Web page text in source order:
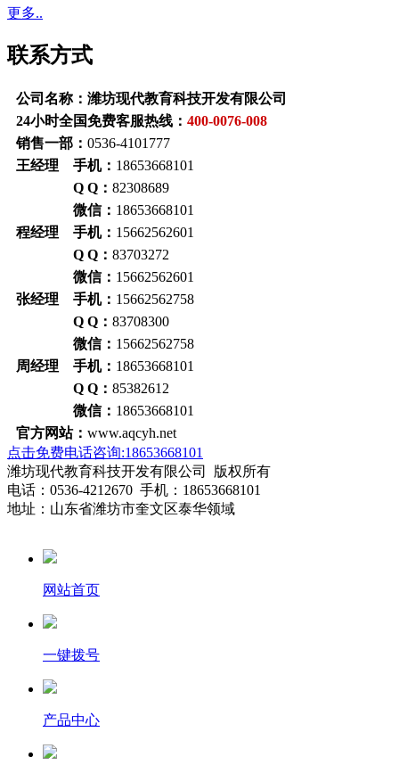
更多..
联系方式
公司名称：潍坊现代教育科技开发有限公司
24小时全国免费客服热线： 400-0076-008
销售一部： 0536-4101777
王经理 手机： 18653668101
Q Q： 82308689
微信： 18653668101
程经理 手机： 15662562601
Q Q： 83703272
微信： 15662562601
张经理 手机： 15662562758
Q Q： 83708300
微信： 15662562758
周经理 手机： 18653668101
Q Q： 85382612
微信： 18653668101
官方网站： www.aqcyh.net
点击免费电话咨询:18653668101
潍坊现代教育科技开发有限公司 版权所有
电话：0536-4212670 手机：18653668101
地址：山东省潍坊市奎文区泰华领域
网站首页
一键拨号
产品中心